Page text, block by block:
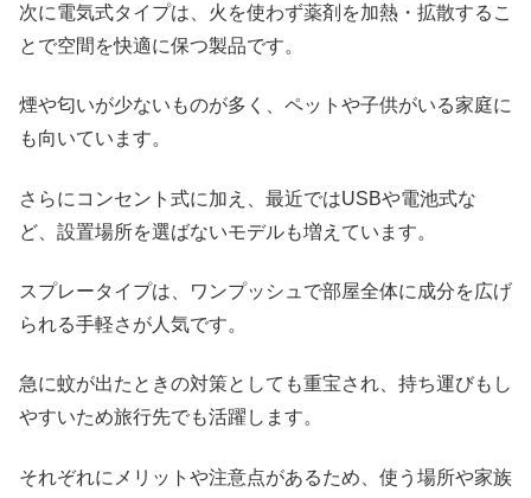
次に電気式タイプは、火を使わず薬剤を加熱・拡散するこ
とで空間を快適に保つ製品です。
煙や匂いが少ないものが多く、ペットや子供がいる家庭に
も向いています。
さらにコンセント式に加え、最近ではUSBや電池式な
ど、設置場所を選ばないモデルも増えています。
スプレータイプは、ワンプッシュで部屋全体に成分を広げ
られる手軽さが人気です。
急に蚊が出たときの対策としても重宝され、持ち運びもし
やすいため旅行先でも活躍します。
それぞれにメリットや注意点があるため、使う場所や家族